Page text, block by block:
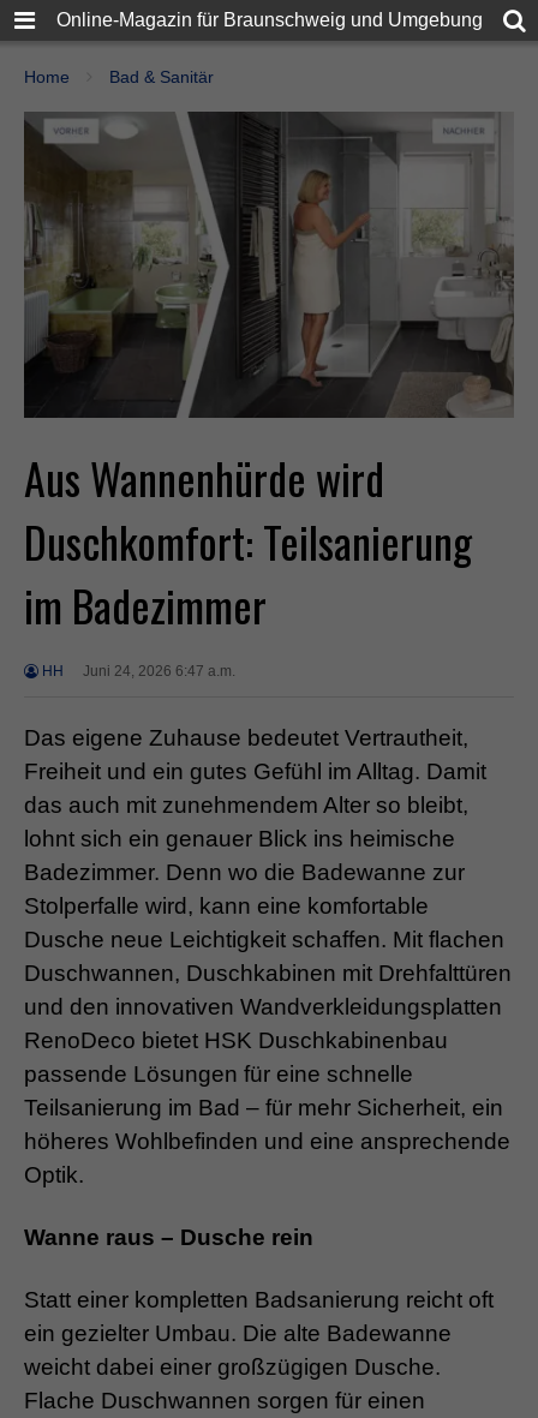
Online-Magazin für Braunschweig und Umgebung
Home Bad & Sanitär
Aus Wannenhürde wird
Duschkomfort: Teilsanierung
im Badezimmer
HH Juni 24, 2026 6:47 a.m.
Das eigene Zuhause bedeutet Vertrautheit,
Freiheit und ein gutes Gefühl im Alltag. Damit
das auch mit zunehmendem Alter so bleibt,
lohnt sich ein genauer Blick ins heimische
Badezimmer. Denn wo die Badewanne zur
Stolperfalle wird, kann eine komfortable
Dusche neue Leichtigkeit schaffen. Mit flachen
Duschwannen, Duschkabinen mit Drehfalttüren
und den innovativen Wandverkleidungsplatten
RenoDeco bietet HSK Duschkabinenbau
passende Lösungen für eine schnelle
Teilsanierung im Bad – für mehr Sicherheit, ein
höheres Wohlbefinden und eine ansprechende
Optik.
Wanne raus – Dusche rein
Statt einer kompletten Badsanierung reicht oft
ein gezielter Umbau. Die alte Badewanne
weicht dabei einer großzügigen Dusche.
Flache Duschwannen sorgen für einen